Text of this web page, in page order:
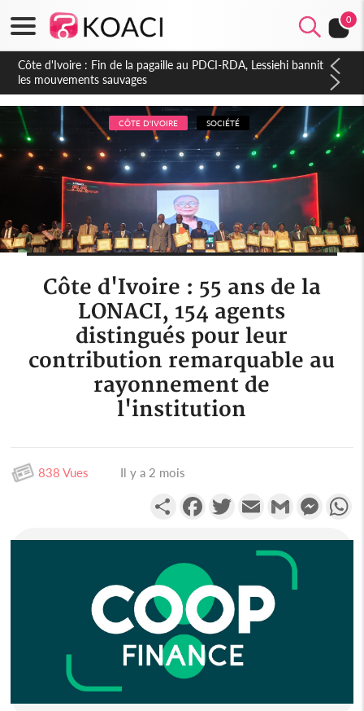
0
Côte d'Ivoire : Ouattara promet des sanctions contre les
déguerpissements illégaux
CÔTE D'IVOIRE SOCIÉTÉ
Côte d'Ivoire : 55 ans de la
LONACI, 154 agents
distingués pour leur
contribution remarquable au
rayonnement de
l'institution
838 Vues Il y a 2 mois
PartagerFacebookTwitterEmail Gmail